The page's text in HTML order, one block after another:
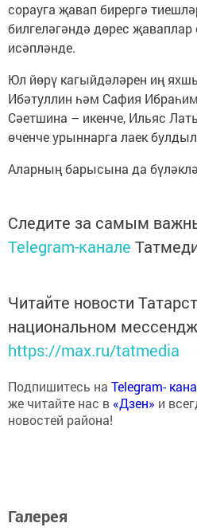
сорауга җавап бирергә
билгеләгәндә дөрес
исәпләнде.
Юл йөрү кагыйдәләрен иң
Ибәтуллин һәм Сафия
Сәетшина – икенче, Ильяс
өченче урыннарга лаек
Аларның барысына да
Следите за самым
Telegram-канале
Читайте новости
национальном
https://max.ru/tatmedia
Подпишитесь на Telegram-
же читайте нас в «Дзен» и
новостей района!
Галерея